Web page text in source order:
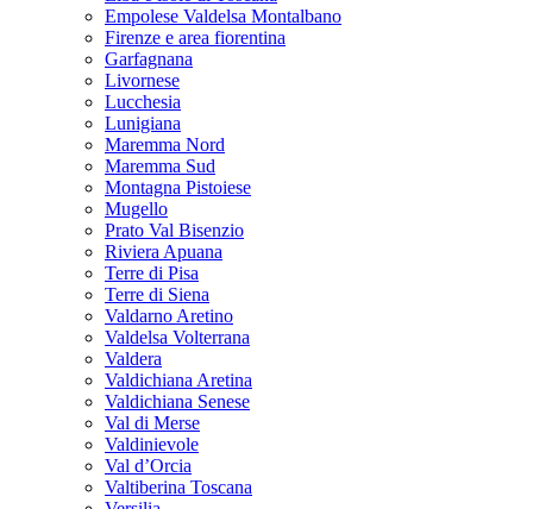
Empolese Valdelsa Montalbano
Firenze e area fiorentina
Garfagnana
Livornese
Lucchesia
Lunigiana
Maremma Nord
Maremma Sud
Montagna Pistoiese
Mugello
Prato Val Bisenzio
Riviera Apuana
Terre di Pisa
Terre di Siena
Valdarno Aretino
Valdelsa Volterrana
Valdera
Valdichiana Aretina
Valdichiana Senese
Val di Merse
Valdinievole
Val d’Orcia
Valtiberina Toscana